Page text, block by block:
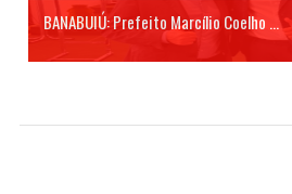
BANABUIÚ: Prefeito Marcílio Coelho ...